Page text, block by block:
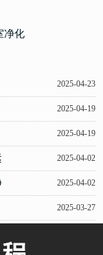
净化
2025-04-23
2025-04-19
2025-04-19
2025-04-02
2025-04-02
2025-03-27